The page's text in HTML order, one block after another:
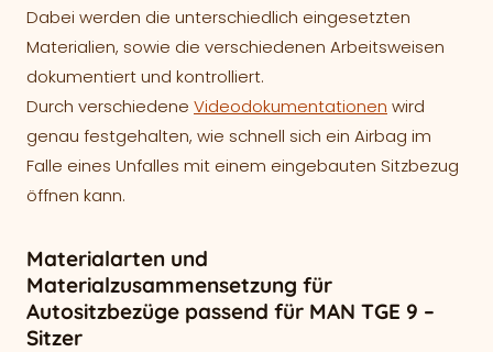
Dabei werden die unterschiedlich eingesetzten
Materialien, sowie die verschiedenen Arbeitsweisen
dokumentiert und kontrolliert.
Durch verschiedene Videodokumentationen wird
genau festgehalten, wie schnell sich ein Airbag im
Falle eines Unfalles mit einem eingebauten Sitzbezug
öffnen kann.
Materialarten und
Materialzusammensetzung für
Autositzbezüge passend für MAN TGE 9 –
Sitzer